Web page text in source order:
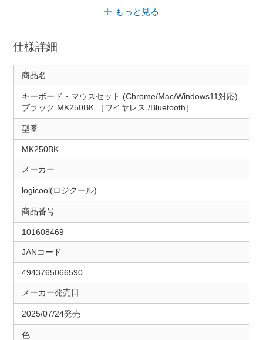
もっと見る
仕様詳細
商品名
キーボード・マウスセット (Chrome/Mac/Windows11対応)
ブラック MK250BK ［ワイヤレス /Bluetooth］
型番
MK250BK
メーカー
logicool(ロジクール)
商品番号
101608469
JANコード
4943765066590
メーカー発売日
2025/07/24発売
色